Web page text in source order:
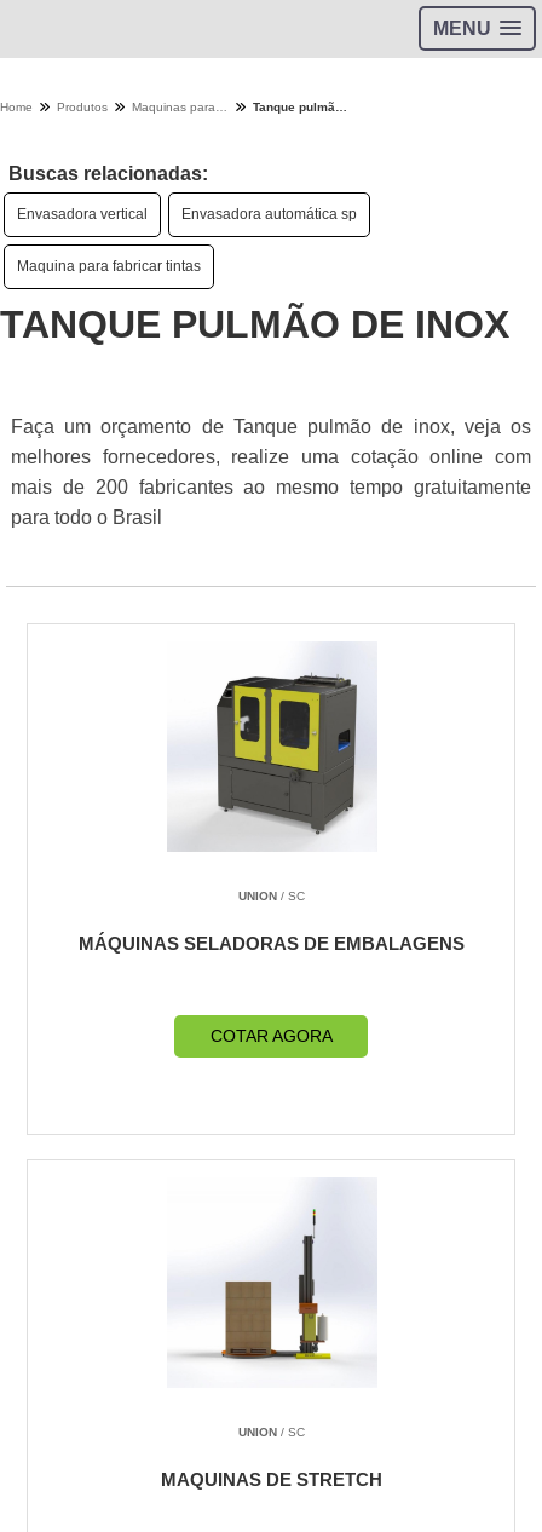
MENU
Home Produtos
Buscas relacionadas:
Envasadora vertical Envasadora automática sp
Maquina para fabricar tintas
TANQUE PULMÃO DE INOX
Faça um orçamento de Tanque pulmão de inox, veja os
melhores fornecedores, realize uma cotação online com
mais de 200 fabricantes ao mesmo tempo gratuitamente
para todo o Brasil
UNION / SC
MÁQUINAS SELADORAS DE EMBALAGENS
COTAR AGORA
UNION / SC
MAQUINAS DE STRETCH